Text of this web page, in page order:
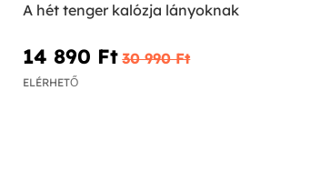
A hét tenger kalózja lányoknak
14 890 Ft‎ 30 990 Ft‎
ELÉRHETŐ